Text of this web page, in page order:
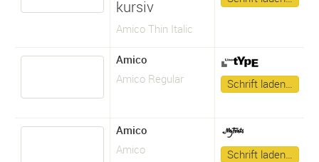
kursiv
Amico Thin Italic
Amico
Amico Regular
Schrift laden…
Amico
Amico
Schrift laden…